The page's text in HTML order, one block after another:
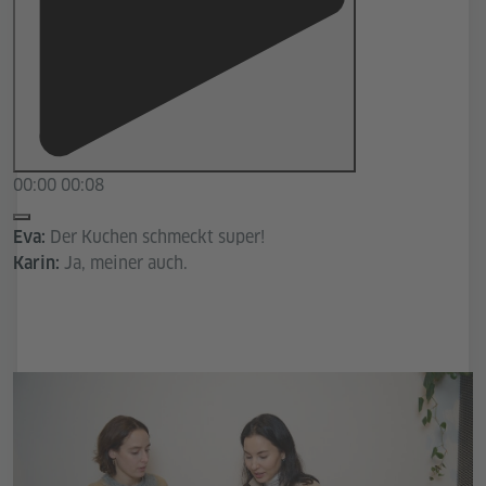
00:00 00:08
Eva: Der Kuchen schmeckt super!
Karin: Ja, meiner auch.